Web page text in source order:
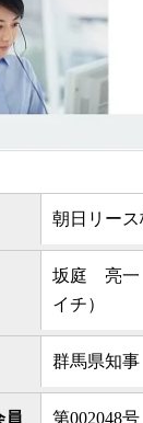
朝日リー
坂庭 亮一
イチ）
群馬県知事
員
第002048号